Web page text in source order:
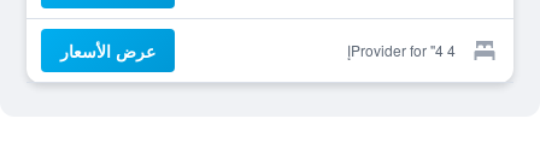
Provider for ''4 4إ عرض الأسعار